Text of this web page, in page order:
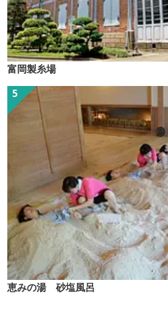
富岡製糸場
恵みの湯 砂塩風呂